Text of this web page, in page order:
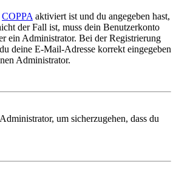
COPPA aktiviert ist und du angegeben hast,
der Fall ist, muss dein Benutzerkonto
ein Administrator. Bei der Registrierung
deine E-Mail-Adresse korrekt eingegeben
Administrator.
um sicherzugehen, dass du